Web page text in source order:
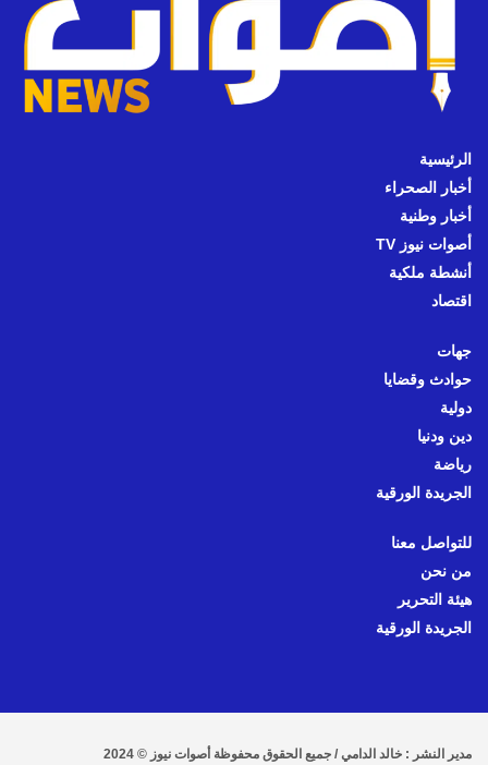
الرئيسية
أخبار الصحراء
أخبار وطنية
أصوات نيوز TV
أنشطة ملكية
اقتصاد
جهات
حوادث وقضايا
دولية
دين ودنيا
رياضة
الجريدة الورقية
للتواصل معنا
من نحن
هيئة التحرير
الجريدة الورقية
مدير النشر : خالد الدامي / جميع الحقوق محفوظة أصوات نيوز © 2024